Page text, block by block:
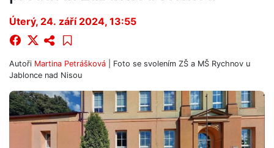
Úterý, 24. září 2024, 13:55
Autoři Martina Petrášková | Foto se svolením ZŠ a MŠ Rychnov u
Jablonce nad Nisou